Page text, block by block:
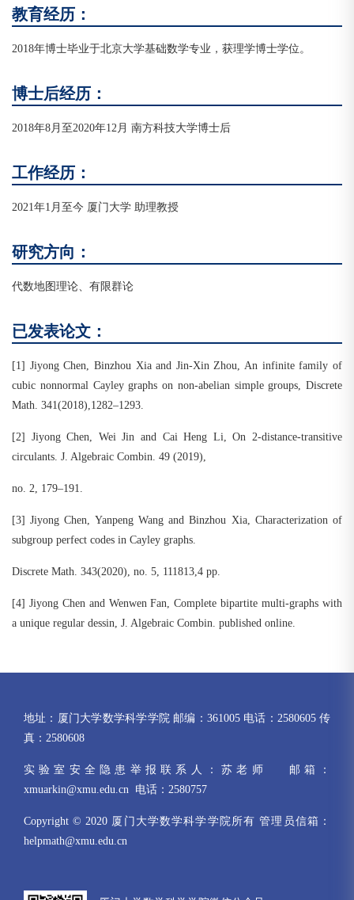
教育经历：
2018年博士毕业于北京大学基础数学专业，获理学博士学位。
博士后经历：
2018年8月至2020年12月 南方科技大学博士后
工作经历：
2021年1月至今 厦门大学 助理教授
研究方向：
代数地图理论、有限群论
已发表论文：
[1] Jiyong Chen, Binzhou Xia and Jin-Xin Zhou, An infinite family of
cubic nonnormal Cayley graphs on non-abelian simple groups, Discrete
Math. 341(2018),1282–1293.
[2] Jiyong Chen, Wei Jin and Cai Heng Li, On 2-distance-transitive
circulants. J. Algebraic Combin. 49 (2019),
no. 2, 179–191.
[3] Jiyong Chen, Yanpeng Wang and Binzhou Xia, Characterization of
subgroup perfect codes in Cayley graphs.
Discrete Math. 343(2020), no. 5, 111813,4 pp.
[4] Jiyong Chen and Wenwen Fan, Complete bipartite multi-graphs with
a unique regular dessin, J. Algebraic Combin. published online.
地址：厦门大学数学科学学院 邮编：361005 电话：2580605 传
真：2580608
实验室安全隐患举报联系人：苏老师 邮箱：
xmuarkin@xmu.edu.cn 电话：2580757
Copyright © 2020 厦门大学数学科学学院所有 管理员信箱：
helpmath@xmu.edu.cn